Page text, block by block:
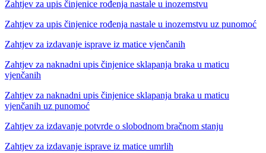
Zahtjev za upis činjenice rođenja nastale u inozemstvu
Zahtjev za upis činjenice rođenja nastale u inozemstvu uz punomoć
Zahtjev za izdavanje isprave iz matice vjenčanih
Zahtjev za naknadni upis činjenice sklapanja braka u maticu
vjenčanih
Zahtjev za naknadni upis činjenice sklapanja braka u maticu
vjenčanih uz punomoć
Zahtjev za izdavanje potvrde o slobodnom bračnom stanju
Zahtjev za izdavanje isprave iz matice umrlih